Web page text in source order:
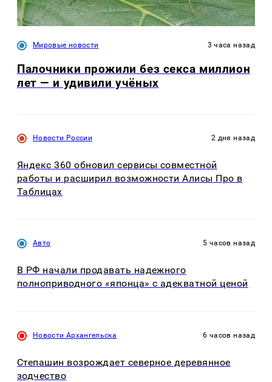
Мировые новости 3 часа назад
Палочники прожили без секса миллион
лет — и удивили учёных
Новости России 2 дня назад
Яндекс 360 обновил сервисы совместной
работы и расширил возможности Алисы Про в
Таблицах
Авто 5 часов назад
В РФ начали продавать надежного
полноприводного «японца» с адекватной ценой
Новости Архангельска 6 часов назад
Степашин возрождает северное деревянное
зодчество